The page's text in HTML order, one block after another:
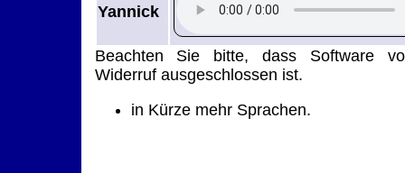
Yannick
Beachten Sie bitte, dass Software
Widerruf ausgeschlossen ist.
in Kürze mehr Sprachen.